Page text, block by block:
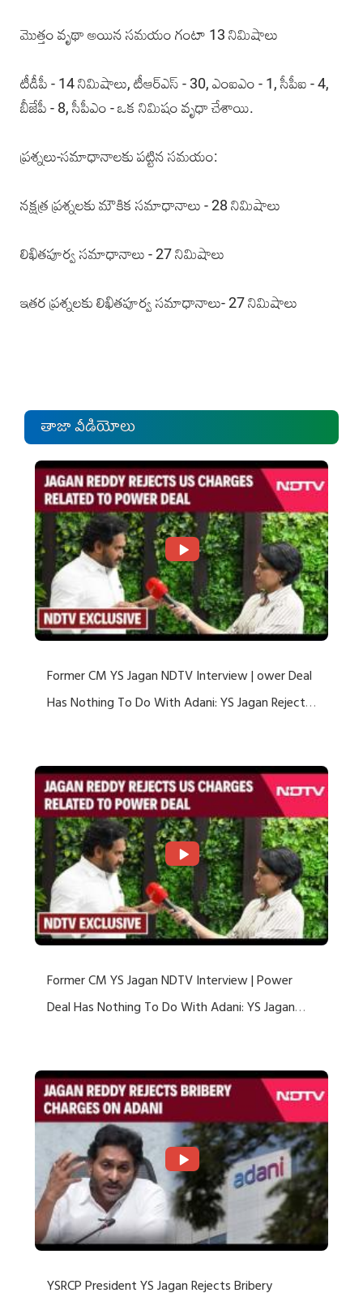
మొత్తం వృథా అయిన సమయం గంటా 13 నిమిషాలు
టీడీపీ - 14 నిమిషాలు, టీఆర్ఎస్ - 30, ఎంఐఎం - 1, సీపీఐ - 4,
బీజేపీ - 8, సీపీఎం - ఒక నిమిషం వృధా చేశాయి.
ప్రశ్నలు-సమాధానాలకు పట్టిన సమయం:
నక్షత్ర ప్రశ్నలకు మౌకిక సమాధానాలు - 28 నిమిషాలు
లిఖితపూర్వ సమాధానాలు - 27 నిమిషాలు
ఇతర ప్రశ్నలకు లిఖితపూర్వ సమాధానాలు- 27 నిమిషాలు
తాజా వీడియోలు
Former CM YS Jagan NDTV Interview | ower Deal
Has Nothing To Do With Adani: YS Jagan Rejects
Former CM YS Jagan NDTV Interview | Power
Deal Has Nothing To Do With Adani: YS Jagan
YSRCP President YS Jagan Rejects Bribery